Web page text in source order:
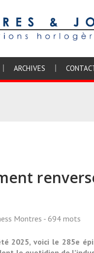
ARCHIVES
Montres - 694 mots
2025, voici le 285e